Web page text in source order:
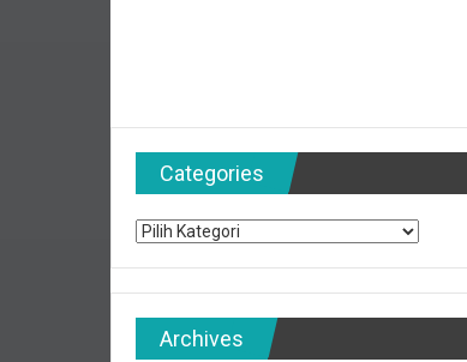
Categories
Categories
Archives